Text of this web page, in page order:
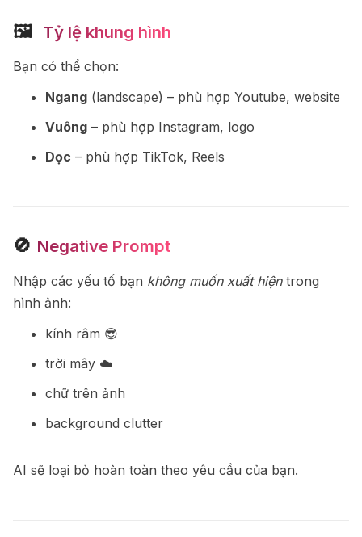
🖼 ️ Tỷ lệ khung hình
Bạn có thể chọn:
Ngang (landscape) – phù hợp Youtube, website
Vuông – phù hợp Instagram, logo
Dọc – phù hợp TikTok, Reels
🚫 Negative Prompt
Nhập các yếu tố bạn không muốn xuất hiệntrong
hình ảnh:
kính râm 😎
trời mây ☁️
chữ trên ảnh
background clutter
AI sẽ loại bỏ hoàn toàn theo yêu cầu của bạn.